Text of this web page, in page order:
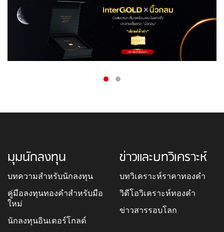
มุมนักลงทุน
บทความสำหรับนักลงทุน
คู่มือลงทุนทองคำสำหรับมือ
ใหม่
นักลงทุนอินเตอร์โกลด์
ข่าวและบทวิเคราะห์
บทวิเคราะห์ราคาทองคำ
วิดีโอวิเคราะห์ทองคำ
ข่าวสารรอบโลก